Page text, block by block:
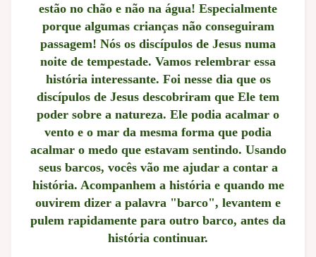
estão no chão e não na água! Especialmente
porque algumas crianças não conseguiram
passagem! Nós os discípulos de Jesus numa
noite de tempestade. Vamos relembrar essa
história interessante. Foi nesse dia que os
discípulos de Jesus descobriram que Ele tem
poder sobre a natureza. Ele podia acalmar o
vento e o mar da mesma forma que podia
acalmar o medo que estavam sentindo. Usando
seus barcos, vocês vão me ajudar a contar a
história. Acompanhem a história e quando me
ouvirem dizer a palavra "barco", levantem e
pulem rapidamente para outro barco, antes da
história continuar.